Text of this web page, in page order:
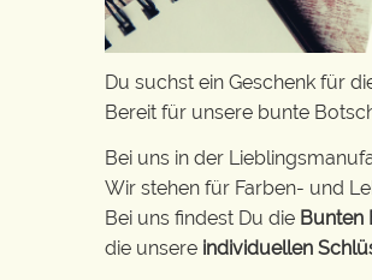
Du suchst ein Geschenk für
Bereit für unsere bunte
Bei uns in der
Wir stehen für Farben- und
Bei uns findest Du die Bunten
die unsere individuellen